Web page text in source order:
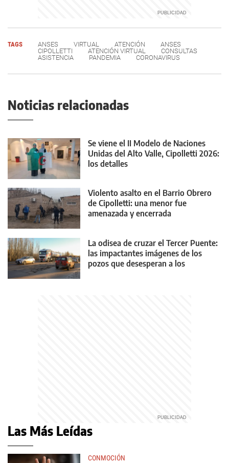
TAGS ANSES VIRTUAL ATENCIÓN
ANSES
CIPOLLETTI
ATENCIÓN VIRTUAL
CONSULTAS
ASISTENCIA
PANDEMIA CORONAVIRUS
Noticias relacionadas
Se viene el II Modelo de Naciones
Unidas del Alto Valle, Cipolletti 2026:
los detalles
Violento asalto en el Barrio Obrero
de Cipolletti: una menor fue
amenazada y encerrada
La odisea de cruzar el Tercer Puente:
las impactantes imágenes de los
pozos que desesperan a los
Las Más Leídas
CONMOCIÓN